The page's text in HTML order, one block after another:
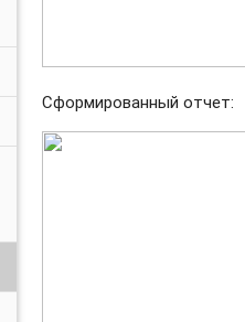
Сформированный отчет: